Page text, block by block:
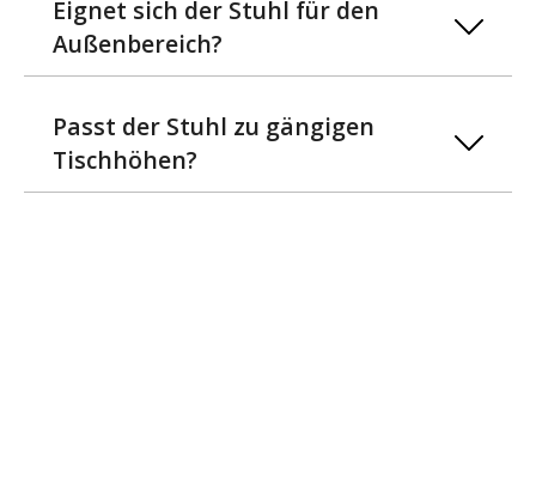
Eignet sich der Stuhl für den
Außenbereich?
Passt der Stuhl zu gängigen
Tischhöhen?